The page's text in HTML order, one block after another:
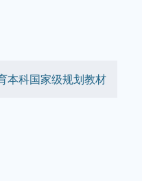
本科国家级规划教材